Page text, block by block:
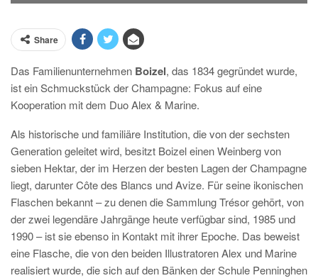
Share
Das Familienunternehmen Boizel, das 1834 gegründet wurde,
ist ein Schmuckstück der Champagne: Fokus auf eine
Kooperation mit dem Duo Alex & Marine.
Als historische und familiäre Institution, die von der sechsten
Generation geleitet wird, besitzt Boizel einen Weinberg von
sieben Hektar, der im Herzen der besten Lagen der Champagne
liegt, darunter Côte des Blancs und Avize. Für seine ikonischen
Flaschen bekannt – zu denen die Sammlung Trésor gehört, von
der zwei legendäre Jahrgänge heute verfügbar sind, 1985 und
1990 – ist sie ebenso in Kontakt mit ihrer Epoche. Das beweist
eine Flasche, die von den beiden Illustratoren Alex und Marine
realisiert wurde, die sich auf den Bänken der Schule Penninghen